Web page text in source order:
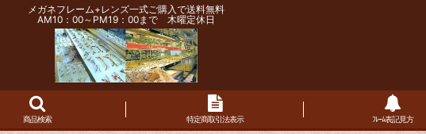
メガネフレーム+レンズ一式ご購入で送料無料
AM10：00～PM19：00まで 木曜定休日
商品検索 特定商取引法表示 ﾌﾚｰﾑ表記見方